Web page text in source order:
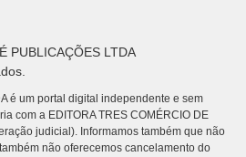
PUBLICAÇÕES LTDA
é um portal digital independente e sem
com a EDITORA TRES COMÉRCIO DE
judicial). Informamos também que não
não oferecemos cancelamento do